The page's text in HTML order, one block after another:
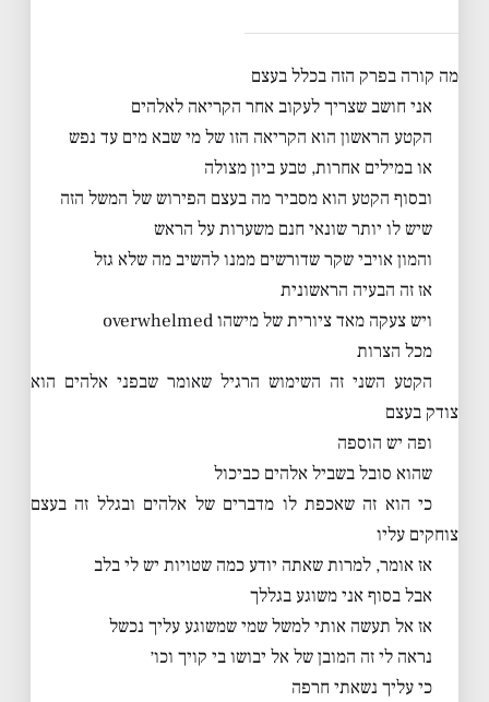
מה קורה בפרק הזה בכלל בעצם
אני חושב שצריך לעקוב אחר הקריאה לאלהים
הקטע הראשון הוא הקריאה הזו של מי שבא מים עד נפש
או במילים אחרות, טבע ביון מצולה
ובסוף הקטע הוא מסביר מה בעצם הפירוש של המשל הזה
שיש לו יותר שונאי חנם משערות על הראש
והמון אויבי שקר שדורשים ממנו להשיב מה שלא גזל
אז זה הבעיה הראשונית
ויש צעקה מאד ציורית של מישהו overwhelmed
מכל הצרות
הקטע השני זה השימוש הרגיל שאומר שבפני אלהים הוא
צודק בעצם
ופה יש הוספה
שהוא סובל בשביל אלהים כביכול
כי הוא זה שאכפת לו מדברים של אלהים ובגלל זה בעצם
צוחקים עליו
אז אומר, למרות שאתה יודע כמה שטויות יש לי בלב
אבל בסוף אני משוגע בגללך
אז אל תעשה אותי למשל שמי שמשוגע עליך נכשל
נראה לי זה המובן של אל יבושו בי קויך וכו׳
כי עליך נשאתי חרפה